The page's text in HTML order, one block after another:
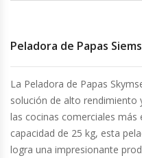
Congeladoras Tapa De
Congeladoras Tapa Dura
Congeladores Verticales
Coolers / Visicoolers
Peladora de Papas
La Peladora de Papas
solución de alto rendimiento
las cocinas comerciales más
capacidad de 25 kg, esta
logra una impresionante